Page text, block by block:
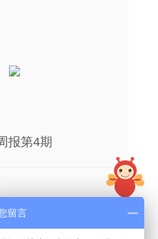
报第4期
在线
留言